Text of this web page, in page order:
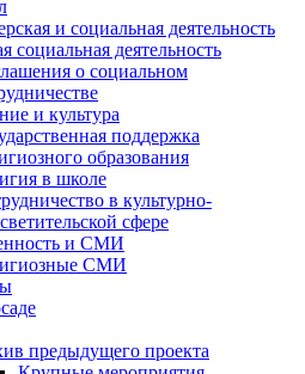
и социальная деятельность
социальная деятельность
о социальном
и культура
поддержка
образования
в школе
в культурно-
сфере
и СМИ
СМИ
предыдущего проекта